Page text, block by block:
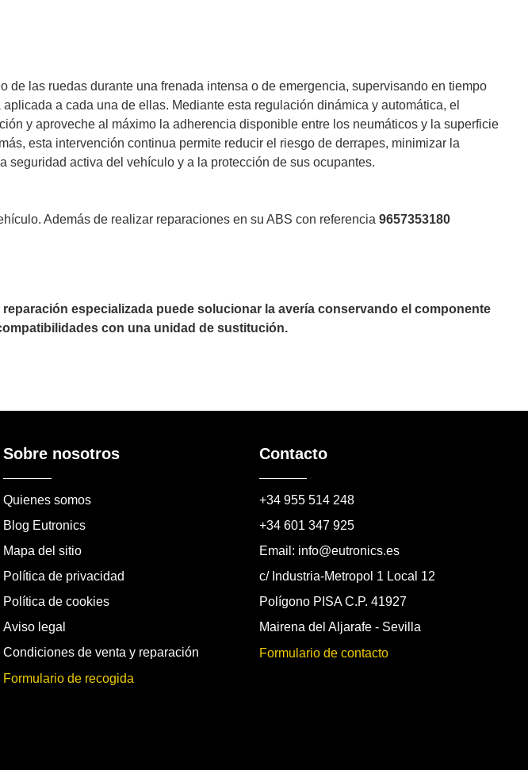
las ruedas durante una frenada intensa o de emergencia, supervisando en tiempo
a cada una de ellas. Mediante esta regulación dinámica y automática, el
y aproveche al máximo la adherencia disponible entre los neumáticos y la superficie
esta intervención continua permite reducir el riesgo de derrapes, minimizar la
activa del vehículo y a la protección de sus ocupantes.
Además de realizar reparaciones en su ABS con referencia 9657353180
especializada puede solucionar la avería conservando el componente
con una unidad de sustitución.
Sobre nosotros
Quienes somos
Blog Eutronics
Mapa del sitio
Política de privacidad
Política de cookies
Aviso legal
Condiciones de venta y reparación
Formulario de recogida
Contacto
+34 955 514 248
+34 601 347 925
Email: info@eutronics.es
c/ Industria-Metropol 1 Local 12
Polígono PISA C.P. 41927
Mairena del Aljarafe - Sevilla
Formulario de contacto